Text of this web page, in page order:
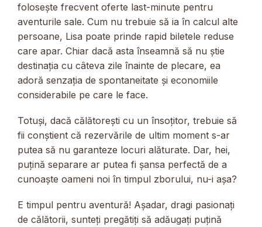
folosește frecvent oferte last-minute pentru
aventurile sale. Cum nu trebuie să ia în calcul alte
persoane, Lisa poate prinde rapid biletele reduse
care apar. Chiar dacă asta înseamnă să nu știe
destinația cu câteva zile înainte de plecare, ea
adoră senzația de spontaneitate și economiile
considerabile pe care le face.
Totuși, dacă călătorești cu un însoțitor, trebuie să
fii conștient că rezervările de ultim moment s-ar
putea să nu garanteze locuri alăturate. Dar, hei,
puțină separare ar putea fi șansa perfectă de a
cunoaște oameni noi în timpul zborului, nu-i așa?
E timpul pentru aventură! Așadar, dragi pasionați
de călătorii, sunteți pregătiți să adăugați puțină